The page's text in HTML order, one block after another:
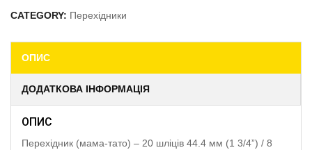
CATEGORY: Перехідники
ОПИС
ДОДАТКОВА ІНФОРМАЦІЯ
ОПИС
Перехідник (мама-тато) – 20 шліців 44.4 мм (1 3/4”) / 8